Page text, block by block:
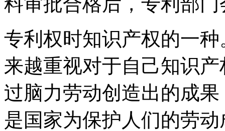
专利权时知识产权的一
来越重视对于自己知识
过脑力劳动创造出的成
是国家为保护人们的劳